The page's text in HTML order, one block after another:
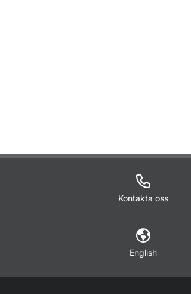
Kontakta oss
English